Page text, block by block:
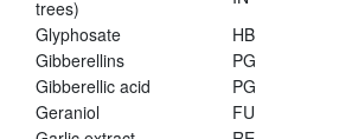
trees)
Glyphosate
HB
Gibberellins
PG
Gibberellic acid
PG
Geraniol
FU